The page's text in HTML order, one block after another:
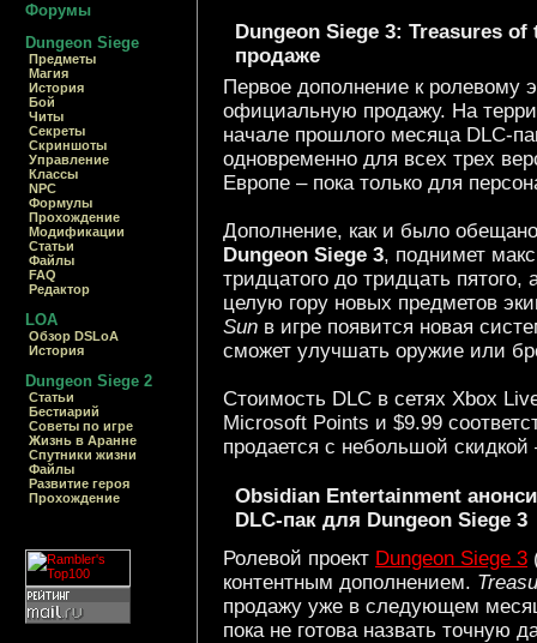
Форумы
Dungeon Siege
Предметы
Магия
История
Бой
Читы
Секреты
Скриншоты
Управление
Классы
NPC
Формулы
Прохождение
Модификации
Статьи
Файлы
FAQ
Редактор
LOA
Обзор DSLoA
История
Dungeon Siege 2
Статьи
Бестиарий
Cоветы по игре
Жизнь в Аранне
Спутники жизни
Файлы
Развитие героя
Прохождение
Dungeon Siege 3: Treasures of
продаже
Первое дополнение к ролевому
официальную продажу. На
начале прошлого месяца DLC-
одновременно для всех трех
Европе – пока только для
Дополнение, как и было
Dungeon Siege 3, поднимет
тридцатого до тридцать
целую гору новых предметов
Sun в игре появится новая
сможет улучшать оружие или
Стоимость DLC в сетях Xbox
Microsoft Points и $9.99
продается с небольшой скидкой
Obsidian Entertainment
DLC-пак для Dungeon Siege 3
Ролевой проект Dungeon Siege 3
контентным дополнением.
продажу уже в следующем
пока не готова назвать точную